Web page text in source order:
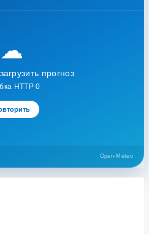
☁
прогноз
HTTP 0
Open-Meteo